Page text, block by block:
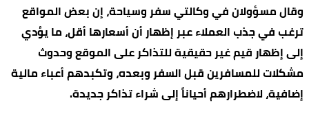
وقال مسؤولان في وكالتي سفر وسياحة، إن بعض المواقع
ترغب في جذب العملاء عبر إظهار أن أسعارها أقل، ما يؤدي
إلى إظهار قيم غير حقيقية للتذاكر على الموقع وحدوث
مشكلات للمسافرين قبل السفر وبعده، وتكبدهم أعباء مالية
إضافية، لاضطرارهم أحياناً إلى شراء تذاكر جديدة.